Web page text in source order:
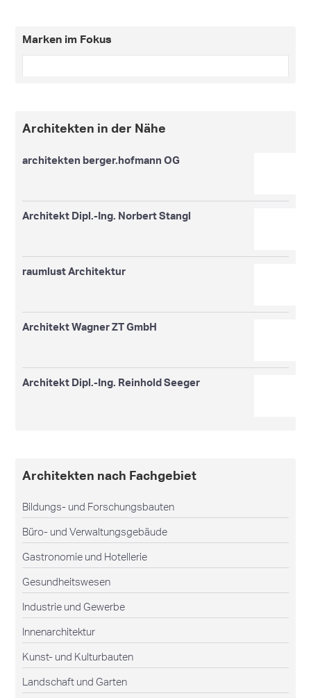
Marken im Fokus
Architekten in der Nähe
architekten berger.hofmann OG
Architekt Dipl.-Ing. Norbert Stangl
raumlust Architektur
Architekt Wagner ZT GmbH
Architekt Dipl.-Ing. Reinhold Seeger
Architekten nach Fachgebiet
Bildungs- und Forschungsbauten
Büro- und Verwaltungsgebäude
Gastronomie und Hotellerie
Gesundheitswesen
Industrie und Gewerbe
Innenarchitektur
Kunst- und Kulturbauten
Landschaft und Garten